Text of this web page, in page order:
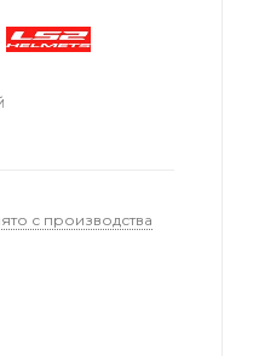
с производства